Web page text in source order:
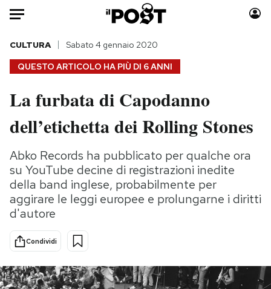
Auto
HOME
Italia
Politica
Tecnologia
Internet
Scienza
Cultura
Sport
Moda
Consumismi
Storie/Idee
Ok Boomer!
Media
Europa
QUESTO ARTICOLO HA PIÙ DI 6 ANNI
CULTURA Sabato 4 gennaio 2020
La furbata di Capodanno
dell’etichetta dei Rolling Stones
Abko Records ha pubblicato per qualche ora
su YouTube decine di registrazioni inedite
della band inglese, probabilmente per
aggirare le leggi europee e prolungarne i diritti
d'autore
Condividi